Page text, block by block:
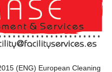
(ENG) European Cleaning